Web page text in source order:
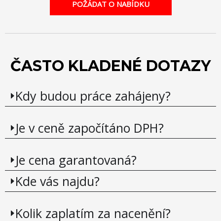
POŽÁDAT O NABÍDKU
ČASTO KLADENÉ DOTAZY
Kdy budou práce zahájeny?
Je v ceně započítáno DPH?
Je cena garantovaná?
Kde vás najdu?
Kolik zaplatím za nacenění?